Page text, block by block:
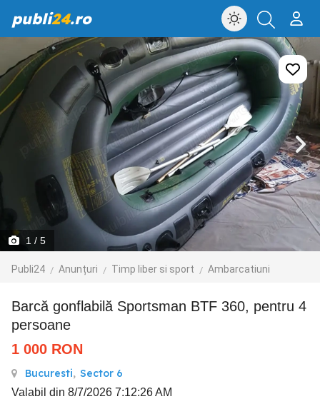
publi24.ro
1 / 5
Publi24 Anunțuri Timp liber si sport Ambarcatiuni
Barcă gonflabilă Sportsman BTF 360, pentru 4
persoane
1 000 RON
Bucuresti, Sector 6
Valabil din 8/7/2026 7:12:26 AM